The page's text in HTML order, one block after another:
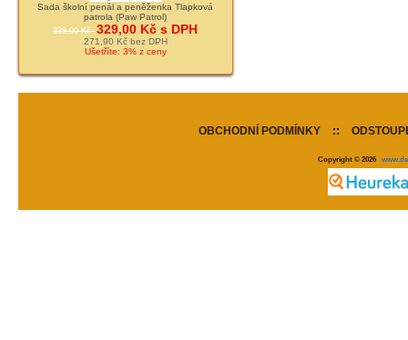
Sada školní penál a peněženka Tlapková
patrola (Paw Patrol)
338,00 Kč 329,00 Kč s DPH
271,90 Kč bez DPH
Ušetříte: 3% z ceny
OBCHODNÍ PODMÍNKY ::
Copyright © 2026